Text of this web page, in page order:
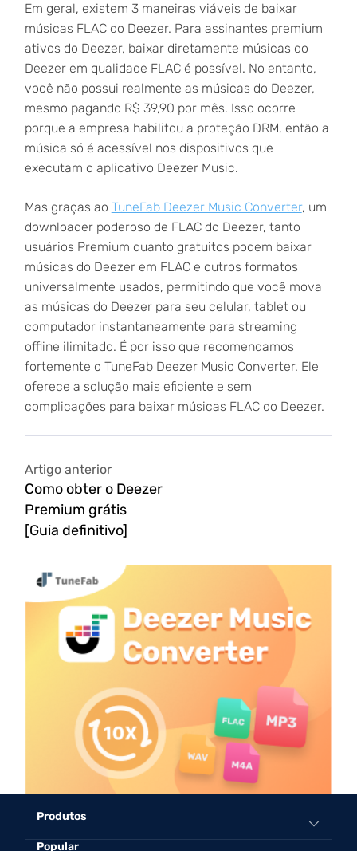
Em geral, existem 3 maneiras viáveis de baixar
músicas FLAC do Deezer. Para assinantes premium
ativos do Deezer, baixar diretamente músicas do
Deezer em qualidade FLAC é possível. No entanto,
você não possui realmente as músicas do Deezer,
mesmo pagando R$ 39,90 por mês. Isso ocorre
porque a empresa habilitou a proteção DRM, então a
música só é acessível nos dispositivos que
executam o aplicativo Deezer Music.
Mas graças ao TuneFab Deezer Music Converter, um
downloader poderoso de FLAC do Deezer, tanto
usuários Premium quanto gratuitos podem baixar
músicas do Deezer em FLAC e outros formatos
universalmente usados, permitindo que você mova
as músicas do Deezer para seu celular, tablet ou
computador instantaneamente para streaming
offline ilimitado. É por isso que recomendamos
fortemente o TuneFab Deezer Music Converter. Ele
oferece a solução mais eficiente e sem
complicações para baixar músicas FLAC do Deezer.
Artigo anterior
Como obter o Deezer
Premium grátis
[Guia definitivo]
Produtos
Conversor de música tudo-em-um
Popular